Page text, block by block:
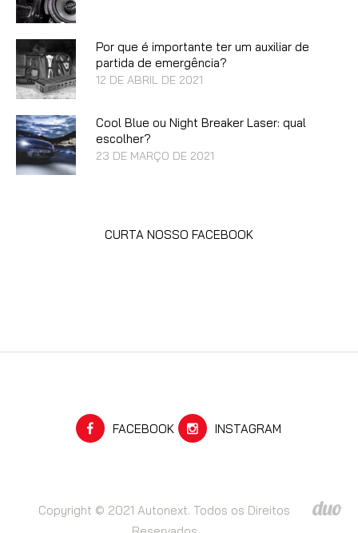
Por que é importante ter um auxiliar de
partida de emergência?
12 DE ABRIL DE 2021
Cool Blue ou Night Breaker Laser: qual
escolher?
23 DE MARÇO DE 2021
CURTA NOSSO FACEBOOK
FACEBOOK INSTAGRAM
Copyright © 2021 Autonext. Todos os Direitos